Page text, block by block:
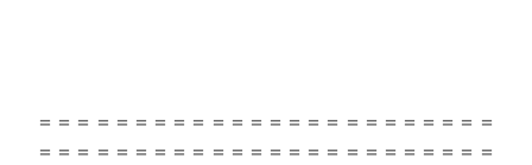
＝＝＝＝＝＝＝＝＝＝＝＝＝＝＝＝＝＝＝＝＝＝＝＝
＝＝＝＝＝＝＝＝＝＝＝＝＝＝＝＝＝＝＝＝＝＝＝＝